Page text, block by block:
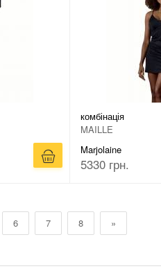
комбінація
MAILLE
Marjolaine
5330 грн.
6 7 8 »